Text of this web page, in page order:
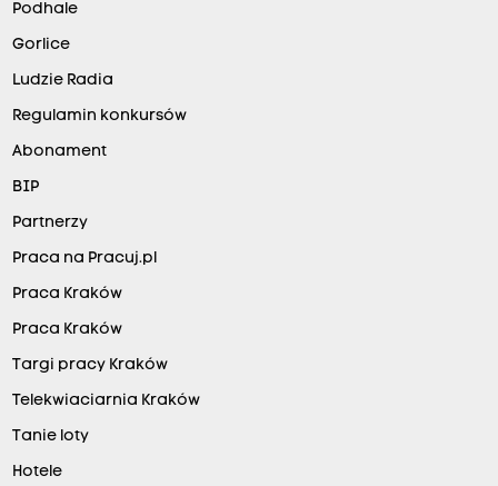
Podhale
Gorlice
Ludzie Radia
Regulamin konkursów
Abonament
BIP
Partnerzy
Praca na Pracuj.pl
Praca Kraków
Praca Kraków
Targi pracy Kraków
Telekwiaciarnia Kraków
Tanie loty
Hotele